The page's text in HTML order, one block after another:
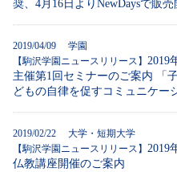
奨、4月16日よりNewDaysで販売
2019/04/09 学園
【駒沢学園ニュースリリース】 2019
主催第1回セミナーのご案内 「
どもの自律を促すコミュニケー
2019/02/22 大学・短期大学
【駒沢学園ニュースリリース】 2019
仏教講座開催のご案内